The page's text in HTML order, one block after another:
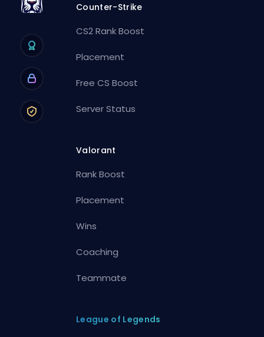
Counter-Strike
CS2 Rank Boost
Placement
Free CS Boost
Server Status
Valorant
Rank Boost
Placement
Wins
Coaching
Teammate
League of Legends